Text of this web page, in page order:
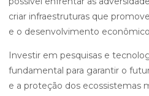
criar infraestruturas que
e o desenvolvimento
Investir em pesquisas e
fundamental para garantir o
e a proteção dos ecossistemas